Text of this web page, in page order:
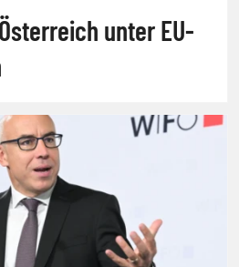
unter EU-